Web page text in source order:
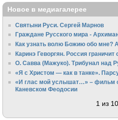
Новое в медиагалерее
Святыни Руси. Сергей Марнов
Граждане Русского мира -
Как узнать волю Божию обо мне?
Каринэ Геворгян. Россия граничит
О. Савва (Мажуко). Трибунал над
«Я с Христом — как в танке».
«И глас мой услышат…» – фильм
Каневском Феодосии
1 из 10